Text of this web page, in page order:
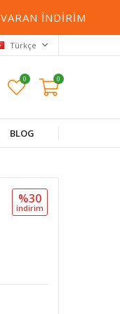
800 TL
Türkçe
0 0
BLOG
%30
i̇ndi̇ri̇m